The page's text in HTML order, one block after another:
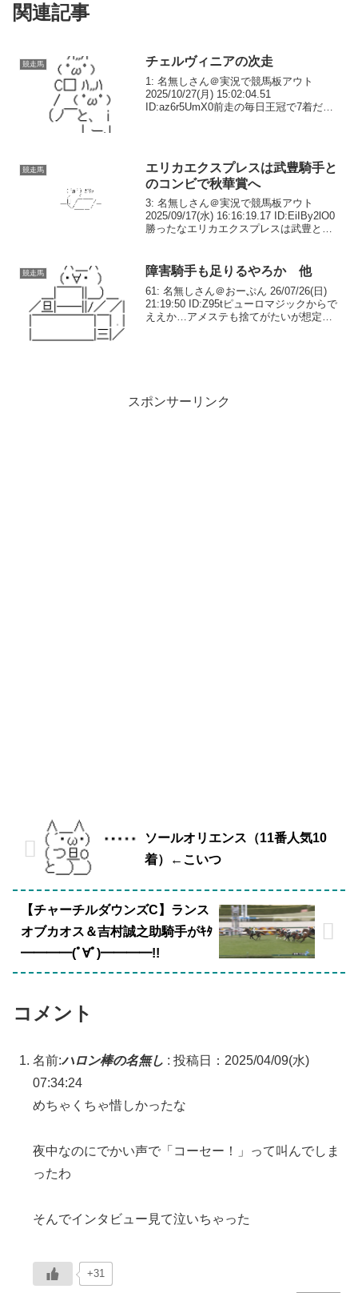
関連記事
競走馬 チェルヴィニアの次走
1: 名無しさん＠実況で競馬板アウト
2025/10/27(月) 15:02:04.51
ID:az6r5UmX0前走の毎日王冠で7着だっ
競走馬
エリカエクスプレスは武豊騎手と
のコンビで秋華賞へ
3: 名無しさん＠実況で競馬板アウト
2025/09/17(水) 16:16:19.17 ID:EiIBy2lO0
勝ったなエリカエクスプレスは武豊と新
競走馬 障害騎手も足りるやろか 他
61: 名無しさん＠おーぷん 26/07/26(日)
21:19:50 ID:Z95tピューロマジックからで
ええか…アメステも捨てがたいが想定鞍
スポンサーリンク
ソールオリエンス（11番人気10
着）←こいつ
【チャーチルダウンズC】ランス
オブカオス＆吉村誠之助騎手がｷﾀ
━━━━(ﾟ∀ﾟ)━━━━!!
コメント
名前:ハロン棒の名無し : 投稿日：2025/04/09(水)
07:34:24
めちゃくちゃ惜しかったな
夜中なのにでかい声で「コーセー！」って叫んでしま
ったわ
そんでインタビュー見て泣いちゃった
+31